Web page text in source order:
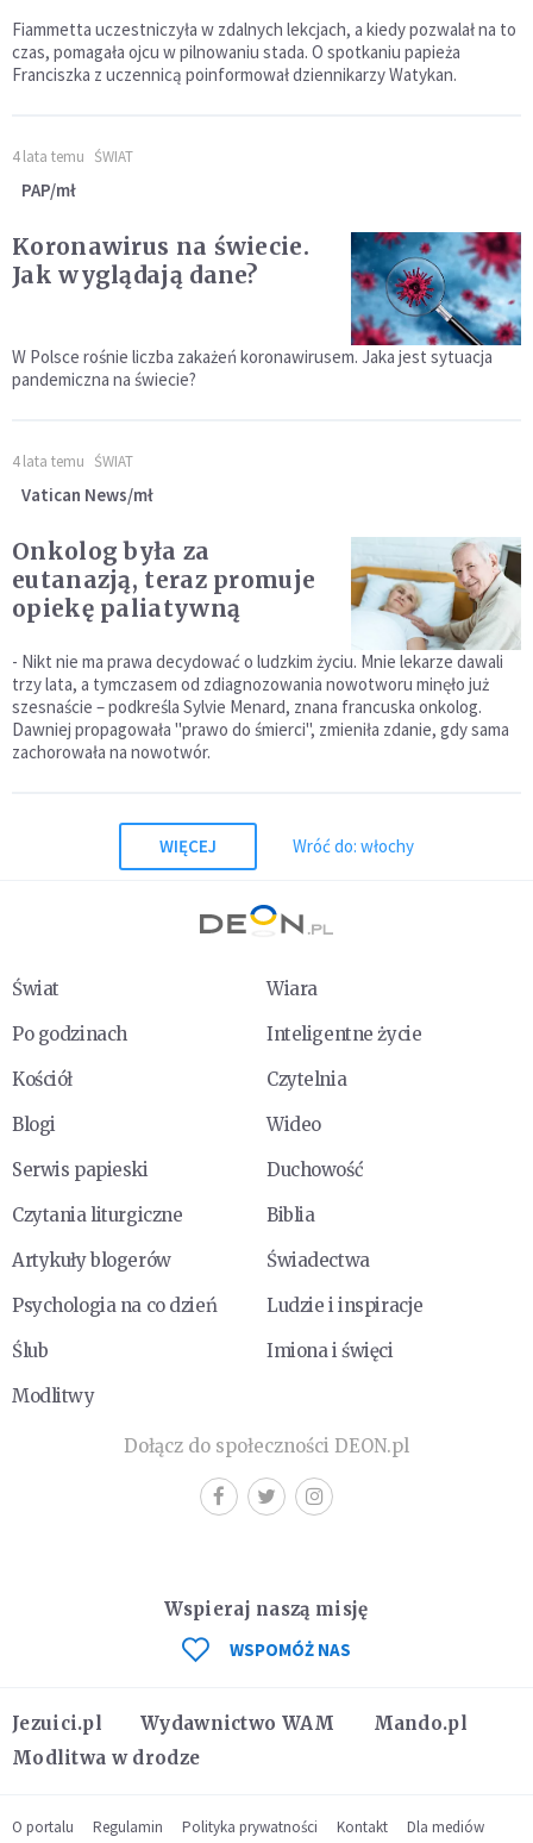
Fiammetta uczestniczyła w zdalnych lekcjach, a kiedy pozwalał na to
czas, pomagała ojcu w pilnowaniu stada. O spotkaniu papieża
Franciszka z uczennicą poinformował dziennikarzy Watykan.
4 lata temu ŚWIAT
PAP/mł
Koronawirus na świecie.
Jak wyglądają dane?
W Polsce rośnie liczba zakażeń koronawirusem. Jaka jest sytuacja
pandemiczna na świecie?
4 lata temu ŚWIAT
Vatican News/mł
Onkolog była za
eutanazją, teraz promuje
opiekę paliatywną
- Nikt nie ma prawa decydować o ludzkim życiu. Mnie lekarze dawali
trzy lata, a tymczasem od zdiagnozowania nowotworu minęło już
szesnaście – podkreśla Sylvie Menard, znana francuska onkolog.
Dawniej propagowała "prawo do śmierci", zmieniła zdanie, gdy sama
zachorowała na nowotwór.
WIĘCEJ Wróć do: włochy
Świat
Wiara
Po godzinach
Inteligentne życie
Kościół
Czytelnia
Blogi
Wideo
Serwis papieski
Duchowość
Czytania liturgiczne
Biblia
Artykuły blogerów
Świadectwa
Psychologia na co dzień
Ludzie i inspiracje
Ślub
Imiona i święci
Modlitwy
Dołącz do społeczności DEON.pl
Jezuici.pl Wydawnictwo WAM
Mando.pl
Modlitwa w drodze
Wspieraj naszą misję
WSPOMÓŻ NAS
O portalu Regulamin Polityka prywatności Kontakt Dla mediów